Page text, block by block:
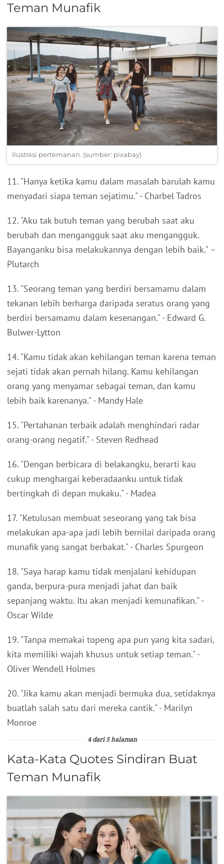
Teman Munafik
Ilustrasi pertemanan. (sumber: pixabay)
11. "Hanya ketika kamu dalam masalah barulah kamu
menyadari siapa teman sejatimu." - Charbel Tadros
12. "Aku tak butuh teman yang berubah saat aku
berubah dan mengangguk saat aku mengangguk.
Bayanganku bisa melakukannya dengan lebih baik." –
Plutarch
13. "Seorang teman yang berdiri bersamamu dalam
tekanan lebih berharga daripada seratus orang yang
berdiri bersamamu dalam kesenangan." - Edward G.
Bulwer-Lytton
14. "Kamu tidak akan kehilangan teman karena teman
sejati tidak akan pernah hilang. Kamu kehilangan
orang yang menyamar sebagai teman, dan kamu
lebih baik karenanya." - Mandy Hale
15. "Pertahanan terbaik adalah menghindari radar
orang-orang negatif." - Steven Redhead
16. "Dengan berbicara di belakangku, berarti kau
cukup menghargai keberadaanku untuk tidak
bertingkah di depan mukaku." - Madea
17. "Ketulusan membuat seseorang yang tak bisa
melakukan apa-apa jadi lebih bernilai daripada orang
munafik yang sangat berbakat." - Charles Spurgeon
18. "Saya harap kamu tidak menjalani kehidupan
ganda, berpura-pura menjadi jahat dan baik
sepanjang waktu. Itu akan menjadi kemunafikan." -
Oscar Wilde
19. "Tanpa memakai topeng apa pun yang kita sadari,
kita memiliki wajah khusus untuk setiap teman." -
Oliver Wendell Holmes
20. "Jika kamu akan menjadi bermuka dua, setidaknya
buatlah salah satu dari mereka cantik." - Marilyn
Monroe
4 dari 5 halaman
Kata-Kata Quotes Sindiran Buat
Teman Munafik